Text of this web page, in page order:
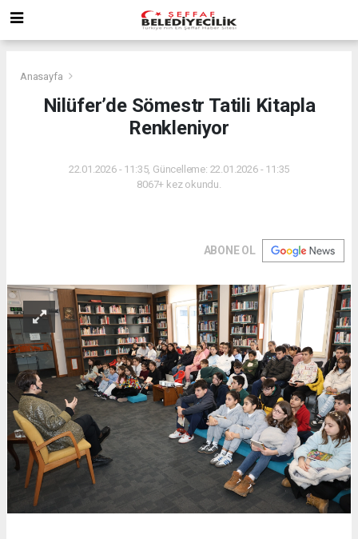
Anasayfa
Nilüfer’de Sömestr Tatili Kitapla
Renkleniyor
22.01.2026 - 11:35, Güncelleme: 22.01.2026 - 11:35
8067+ kez okundu.
ABONE OL